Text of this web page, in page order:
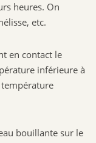
heures. On
etc.
en contact le
inférieure à
température
bouillante sur le